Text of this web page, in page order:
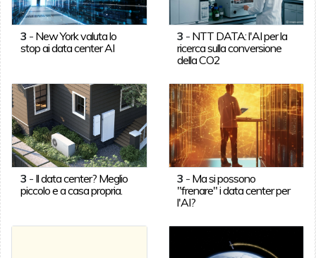
3 - New York valuta lo
stop ai data center AI
3 - NTT DATA: l'AI per la
ricerca sulla conversione
della CO2
3 - Il data center? Meglio
piccolo e a casa propria.
3 - Ma si possono
"frenare" i data center per
l'AI?